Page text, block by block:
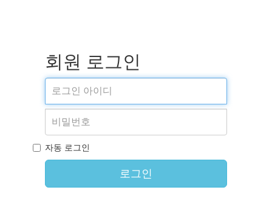
회원 로그인
자동 로그인
로그인